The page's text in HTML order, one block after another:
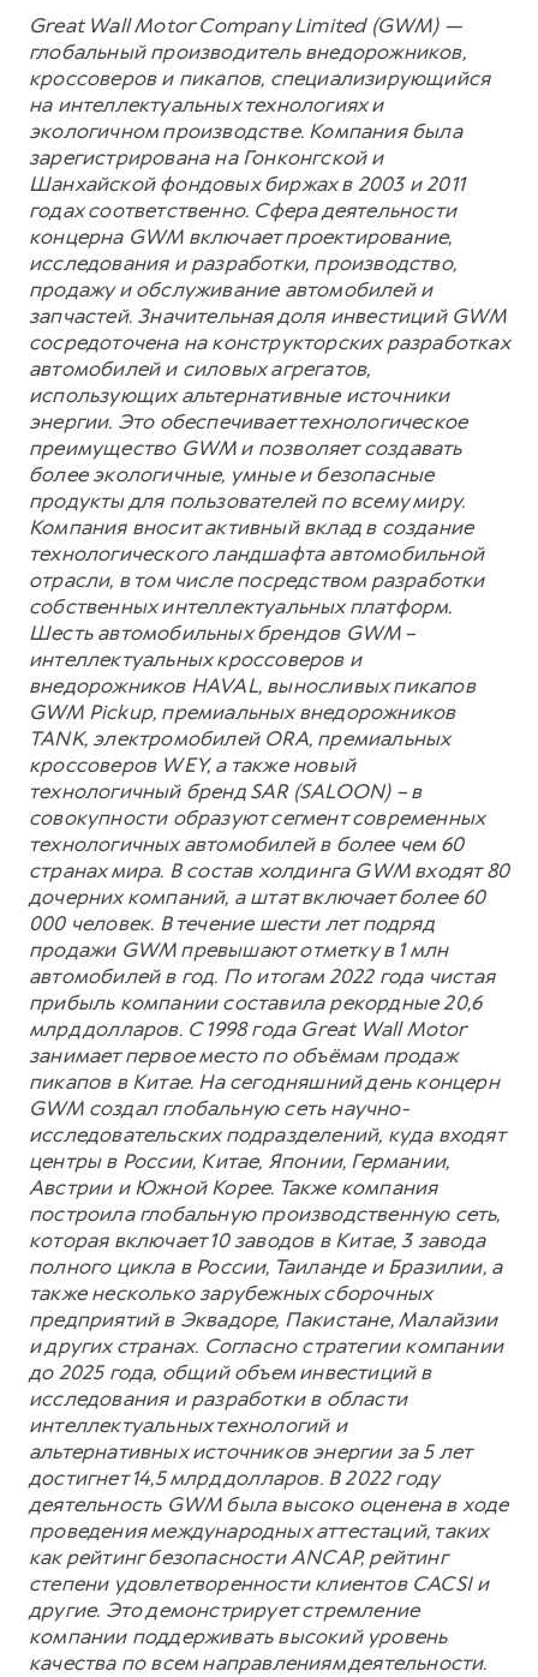
Great Wall Motor Company Limited (GWM) —
глобальный производитель внедорожников,
кроссоверов и пикапов, специализирующийся
на интеллектуальных технологиях и
экологичном производстве. Компания была
зарегистрирована на Гонконгской и
Шанхайской фондовых биржах в 2003 и 2011
годах соответственно. Сфера деятельности
концерна GWM включает проектирование,
исследования и разработки, производство,
продажу и обслуживание автомобилей и
запчастей. Значительная доля инвестиций GWM
сосредоточена на конструкторских разработках
автомобилей и силовых агрегатов,
использующих альтернативные источники
энергии. Это обеспечивает технологическое
преимущество GWM и позволяет создавать
более экологичные, умные и безопасные
продукты для пользователей по всему миру.
Компания вносит активный вклад в создание
технологического ландшафта автомобильной
отрасли, в том числе посредством разработки
собственных интеллектуальных платформ.
Шесть автомобильных брендов GWM –
интеллектуальных кроссоверов и
внедорожников HAVAL, выносливых пикапов
GWM Pickup, премиальных внедорожников
TANK, электромобилей ORA, премиальных
кроссоверов WEY, а также новый
технологичный бренд SAR (SALOON) – в
совокупности образуют сегмент современных
технологичных автомобилей в более чем 60
странах мира. В состав холдинга GWM входят 80
дочерних компаний, а штат включает более 60
000 человек. В течение шести лет подряд
продажи GWM превышают отметку в 1 млн
автомобилей в год. По итогам 2022 года чистая
прибыль компании составила рекордные 20,6
млрд долларов. С 1998 года Great Wall Motor
занимает первое место по объёмам продаж
пикапов в Китае. На сегодняшний день концерн
GWM создал глобальную сеть научно-
исследовательских подразделений, куда входят
центры в России, Китае, Японии, Германии,
Австрии и Южной Корее. Также компания
построила глобальную производственную сеть,
которая включает 10 заводов в Китае, 3 завода
полного цикла в России, Таиланде и Бразилии, а
также несколько зарубежных сборочных
предприятий в Эквадоре, Пакистане, Малайзии
и других странах. Согласно стратегии компании
до 2025 года, общий объем инвестиций в
исследования и разработки в области
интеллектуальных технологий и
альтернативных источников энергии за 5 лет
достигнет 14,5 млрд долларов. В 2022 году
деятельность GWM была высоко оценена в ходе
проведения международных аттестаций, таких
как рейтинг безопасности ANCAP, рейтинг
степени удовлетворенности клиентов CACSI и
другие. Это демонстрирует стремление
компании поддерживать высокий уровень
качества по всем направлениям деятельности.